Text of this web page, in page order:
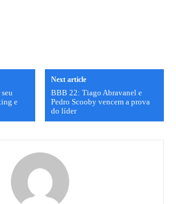
e
Next article
BBB 22: Tiago Abravanel e
Pedro Scooby vencem a prova
do líder